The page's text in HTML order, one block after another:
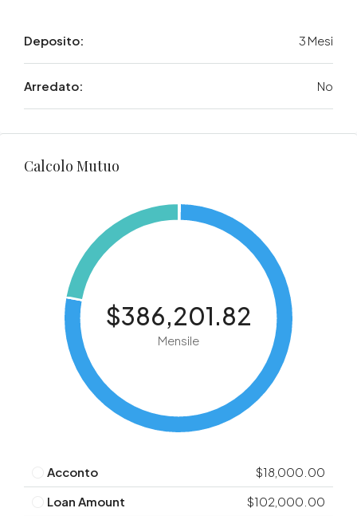
Deposito: 3 Mesi
Arredato: No
Calcolo Mutuo
$386,201.82
Mensile
Acconto
$18,000.00
Loan Amount
$102,000.00